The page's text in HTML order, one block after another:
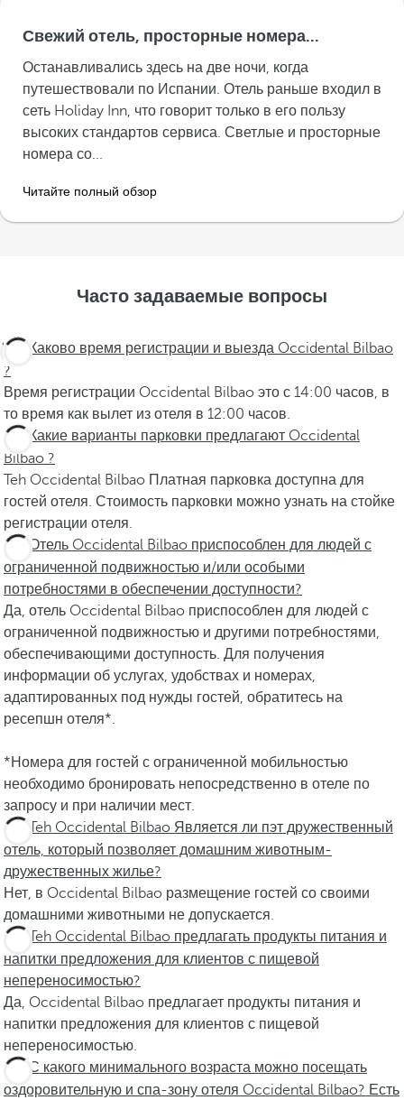
Свежий отель, просторные номера...
Останавливались здесь на две ночи, когда
путешествовали по Испании. Отель раньше входил в
сеть Holiday Inn, что говорит только в его пользу
высоких стандартов сервиса. Светлые и просторные
номера со...
Читайте полный обзор
Часто задаваемые вопросы
Каково время регистрации и выезда Occidental Bilbao
?
Время регистрации Occidental Bilbao это с 14:00 часов, в
то время как вылет из отеля в 12:00 часов.
Какие варианты парковки предлагают Occidental
Bilbao ?
Teh Occidental Bilbao Платная парковка доступна для
гостей отеля. Стоимость парковки можно узнать на стойке
регистрации отеля.
Отель Occidental Bilbao приспособлен для людей с
ограниченной подвижностью и/или особыми
потребностями в обеспечении доступности?
Да, отель Occidental Bilbao приспособлен для людей с
ограниченной подвижностью и другими потребностями,
обеспечивающими доступность. Для получения
информации об услугах, удобствах и номерах,
адаптированных под нужды гостей, обратитесь на
ресепшн отеля*.
*Номера для гостей с ограниченной мобильностью
необходимо бронировать непосредственно в отеле по
запросу и при наличии мест.
Teh Occidental Bilbao Является ли пэт дружественный
отель, который позволяет домашним животным-
дружественных жилье?
Нет, в Occidental Bilbao размещение гостей со своими
домашними животными не допускается.
Teh Occidental Bilbao предлагать продукты питания и
напитки предложения для клиентов с пищевой
непереносимостью?
Да, Occidental Bilbao предлагает продукты питания и
напитки предложения для клиентов с пищевой
непереносимостью.
С какого минимального возраста можно посещать
оздоровительную и спа-зону отеля Occidental Bilbao? Есть